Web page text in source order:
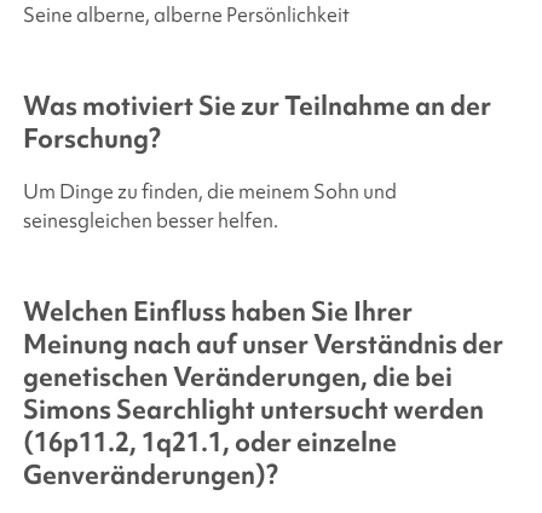
Seine alberne, alberne Persönlichkeit
Was motiviert Sie zur Teilnahme an der
Forschung?
Um Dinge zu finden, die meinem Sohn und
seinesgleichen besser helfen.
Welchen Einfluss haben Sie Ihrer
Meinung nach auf unser Verständnis der
genetischen Veränderungen, die bei
Simons Searchlightuntersucht werden
(16p11.2, 1q21.1, oder einzelne
Genveränderungen)?